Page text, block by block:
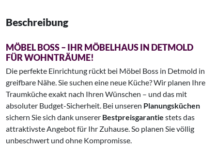
Beschreibung
MÖBEL BOSS – IHR MÖBELHAUS IN DETMOLD
FÜR WOHNTRÄUME!
Die perfekte Einrichtung rückt bei Möbel Boss in Detmold in
greifbare Nähe. Sie suchen eine neue Küche? Wir planen Ihre
Traumküche exakt nach Ihren Wünschen – und das mit
absoluter Budget-Sicherheit. Bei unseren Planungsküchen
sichern Sie sich dank unserer Bestpreisgarantie stets das
attraktivste Angebot für Ihr Zuhause. So planen Sie völlig
unbeschwert und ohne Kompromisse.